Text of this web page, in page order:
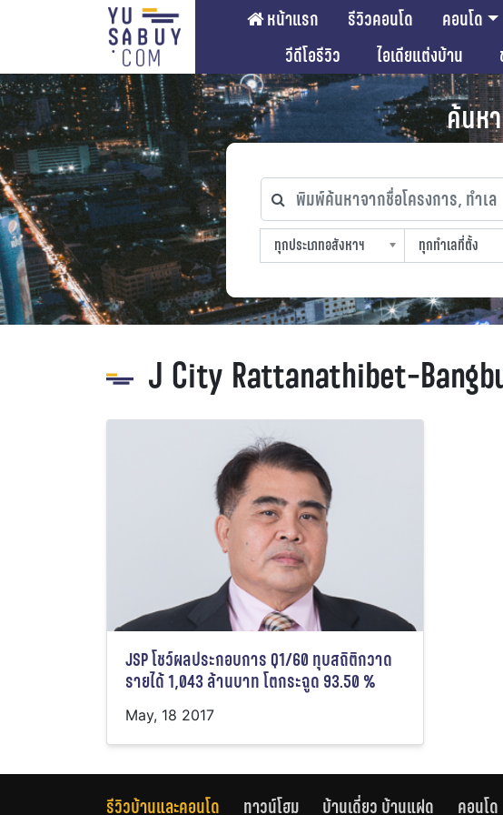
หน้าแรก รีวิวคอนโด คอนโด
วีดีโอรีวิว
ไอเดียแต่งบ้าน
ค้นห
พิมพ์ค้นหาจากชื่อโครงการ, ทำเล
ทุกประเภทอสังหาฯ
ทุกประเภทอสังหาฯ
ทุกทำเลที่ตั้ง
ทุกทำเลที่ตั้ง
ทุกสถานีรถไฟฟ้า
ทุกช่วงราคา
J City Rattanathibet-
JSP โชว์ผลประกอบการ Q1/60 ทุบสถิติกวาด
รายได้ 1,043 ล้านบาท โตกระฉูด 93.50 %
May, 18 2017
รีวิวบ้านและคอนโด ทาวน์โฮม บ้านเดี่ยว บ้านแฝด คอนโด